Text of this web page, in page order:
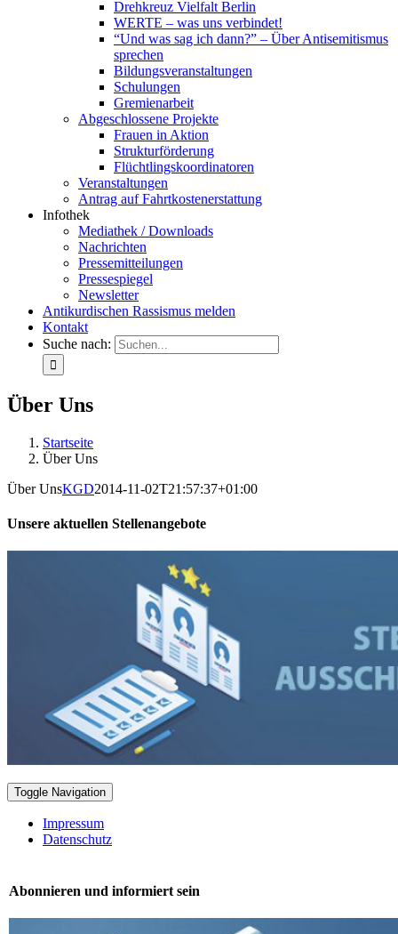
Drehkreuz Vielfalt Berlin
WERTE – was uns verbindet!
“Und was sag ich dann?” – Über Antisemitismus
sprechen
Bildungsveranstaltungen
Schulungen
Gremienarbeit
Abgeschlossene Projekte
Frauen in Aktion
Strukturförderung
Flüchtlingskoordinatoren
Veranstaltungen
Antrag auf Fahrtkostenerstattung
Infothek
Mediathek / Downloads
Nachrichten
Pressemitteilungen
Pressespiegel
Newsletter
Antikurdischen Rassismus melden
Kontakt
Suche nach:
Über Uns
Startseite
Über Uns
Über UnsKGD2014-11-02T21:57:37+01:00
Unsere aktuellen Stellenangebote
Toggle Navigation
Impressum
Datenschutz
Abonnieren und informiert sein